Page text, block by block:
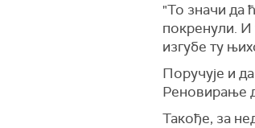
"То значи да
покренули. И
изгубе ту
Поручује и
Реновирање
Такође, за